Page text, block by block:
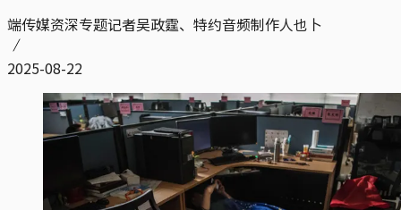
端传媒资深专题记者吴政霆、特约音频制作人也卜
2025-08-22